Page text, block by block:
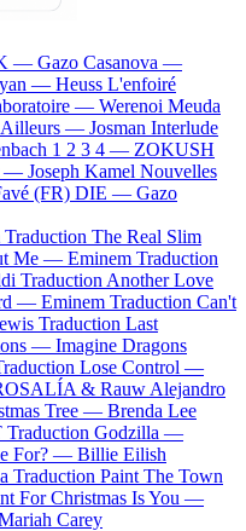
— Gazo Casanova —
— Heuss L'enfoiré
— Werenoi Meuda
Ailleurs — Josman Interlude
1 2 3 4 — ZOKUSH
— Joseph Kamel Nouvelles
(FR) DIE — Gazo
Traduction The Real Slim
Me — Eminem Traduction
Traduction Another Love
— Eminem Traduction Can't
Traduction Last
— Imagine Dragons
Lose Control —
& Rauw Alejandro
Tree — Brenda Lee
Traduction Godzilla —
For? — Billie Eilish
Traduction Paint The Town
For Christmas Is You —
Carey